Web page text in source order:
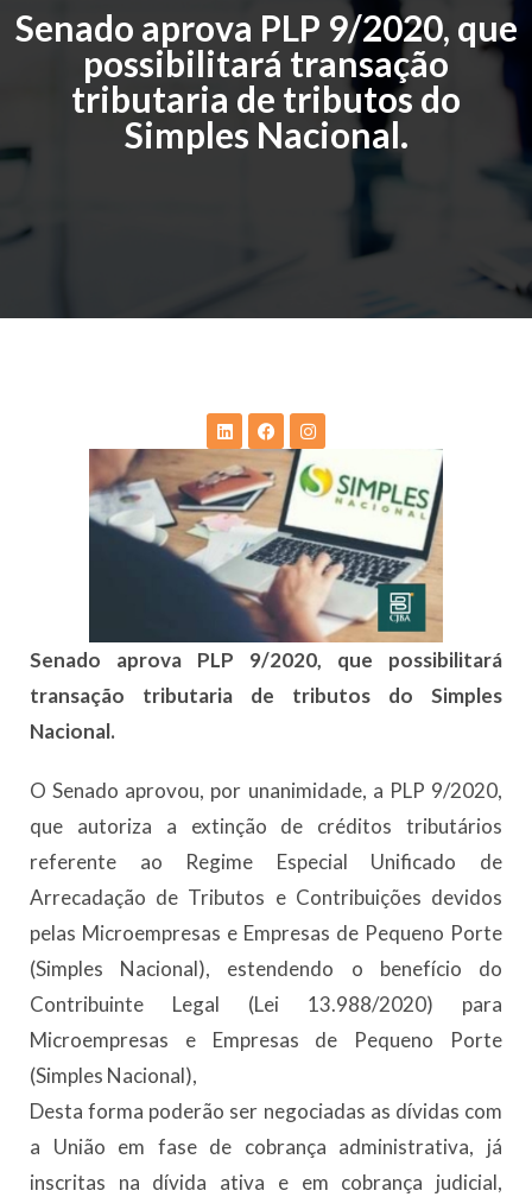
Senado aprova PLP 9/2020, que
possibilitará transação
tributaria de tributos do
Simples Nacional.
Senado aprova PLP 9/2020, que possibilitará
transação tributaria de tributos do Simples
Nacional.
O Senado aprovou, por unanimidade, a PLP 9/2020,
que autoriza a extinção de créditos tributários
referente ao Regime Especial Unificado de
Arrecadação de Tributos e Contribuições devidos
pelas Microempresas e Empresas de Pequeno Porte
(Simples Nacional), estendendo o benefício do
Contribuinte Legal (Lei 13.988/2020) para
Microempresas e Empresas de Pequeno Porte
(Simples Nacional),
Desta forma poderão ser negociadas as dívidas com
a União em fase de cobrança administrativa, já
inscritas na dívida ativa e em cobrança judicial,